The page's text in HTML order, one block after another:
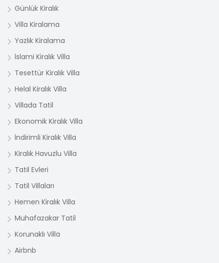
Günlük Kiralık
Villa Kiralama
Yazlık Kiralama
İslami Kiralık Villa
Tesettür Kiralık Villa
Helal Kiralık Villa
Villada Tatil
Ekonomik Kiralık Villa
İndirimli Kiralık Villa
Kiralık Havuzlu Villa
Tatil Evleri
Tatil Villaları
Hemen Kiralık Villa
Muhafazakar Tatil
Korunaklı Villa
Airbnb